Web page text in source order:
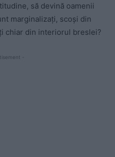
să devină oamenii
marginalizați, scoși din
chiar din interiorul breslei?
-